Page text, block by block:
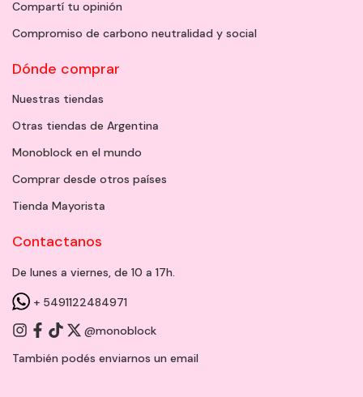
Compartí tu opinión
Compromiso de carbono neutralidad y social
Dónde comprar
Nuestras tiendas
Otras tiendas de Argentina
Monoblock en el mundo
Comprar desde otros países
Tienda Mayorista
Contactanos
De lunes a viernes, de 10 a 17h.
+ 5491122484971
@monoblock
También podés enviarnos un email